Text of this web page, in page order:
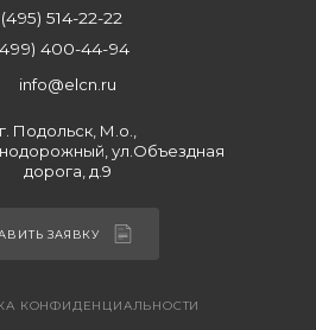
514-22-22
400-44-94
info@elcn.ru
г. Подольск, М.о.,
ул.Объездная
дорога, д.9
ЗАЯВКУ
КОНФИДЕНЦИАЛЬНОСТИ